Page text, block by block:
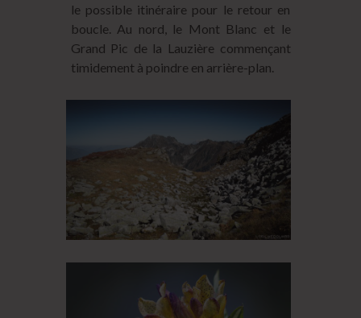
le possible itinéraire pour le retour en
boucle. Au nord, le Mont Blanc et le
Grand Pic de la Lauzière commençant
timidement à poindre en arrière-plan.